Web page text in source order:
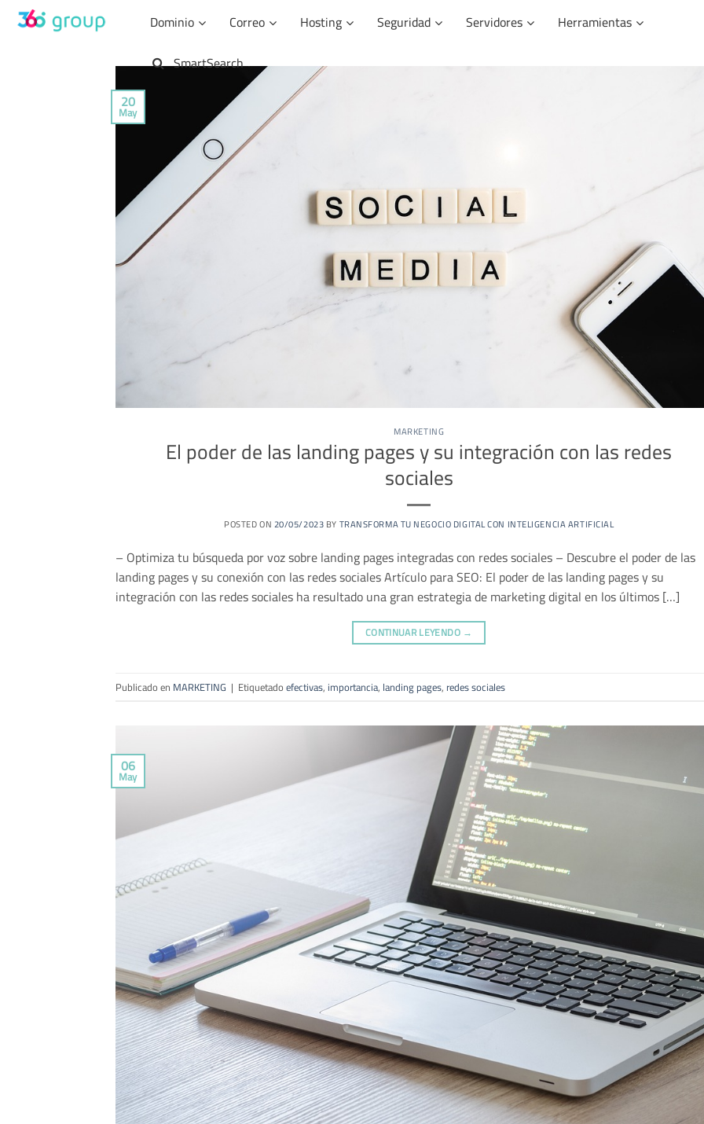
Saltar
Dominio Correo Hosting Seguridad Servidores
Herramientas
SmartSearch
20
May
MARKETING
El poder de las landing pages y su integración con las redes
sociales
POSTED ON20/05/2023BYTRANSFORMA TU NEGOCIO DIGITAL CON INTELIGENCIA ARTIFICIAL
– Optimiza tu búsqueda por voz sobre landing pages integradas con redes sociales – Descubre el poder de las
landing pages y su conexión con las redes sociales Artículo para SEO: El poder de las landing pages y su
integración con las redes sociales ha resultado una gran estrategia de marketing digital en los últimos […]
CONTINUAR LEYENDO →
Publicado en MARKETING | Etiquetadoefectivas, importancia, landing pages, redes sociales
06
May